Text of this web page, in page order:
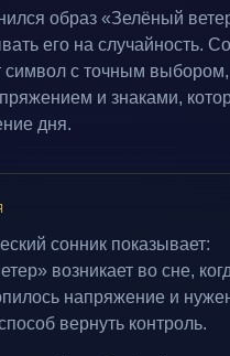
образ «Зелёный
его на случайность.
символ с точным выбором,
и знаками,
дня.
сонник показывает:
возникает во сне,
напряжение и
вернуть контроль.